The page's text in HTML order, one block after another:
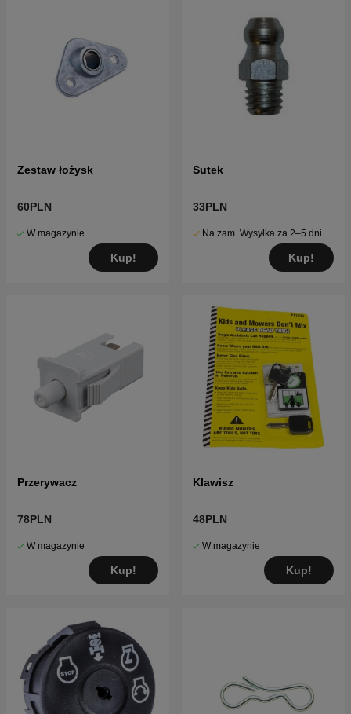
Zestaw łożysk
60PLN
W magazynie
Kup!
Sutek
33PLN
Na zam. Wysyłka za 2–5 dni
Kup!
Przerywacz
78PLN
W magazynie
Kup!
Klawisz
48PLN
W magazynie
Kup!